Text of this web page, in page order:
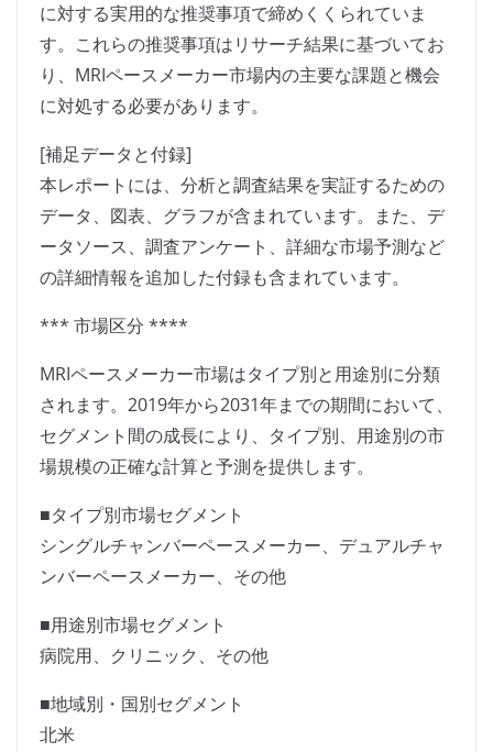
に対する実用的な推奨事項で締めくくられていま
す。これらの推奨事項はリサーチ結果に基づいてお
り、MRIペースメーカー市場内の主要な課題と機会
に対処する必要があります。
[補足データと付録]
本レポートには、分析と調査結果を実証するための
データ、図表、グラフが含まれています。また、デ
ータソース、調査アンケート、詳細な市場予測など
の詳細情報を追加した付録も含まれています。
*** 市場区分 ****
MRIペースメーカー市場はタイプ別と用途別に分類
されます。2019年から2031年までの期間において、
セグメント間の成長により、タイプ別、用途別の市
場規模の正確な計算と予測を提供します。
■タイプ別市場セグメント
シングルチャンバーペースメーカー、デュアルチャ
ンバーペースメーカー、その他
■用途別市場セグメント
病院用、クリニック、その他
■地域別・国別セグメント
北米